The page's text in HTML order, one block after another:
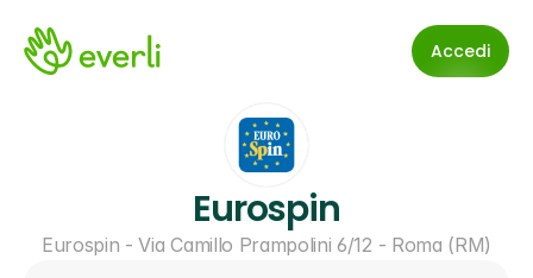
Accedi
Eurospin
Eurospin - Via Camillo Prampolini 6/12 - Roma (RM)